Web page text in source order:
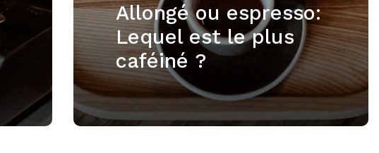
Allongé ou espresso:
Lequel est le plus
caféiné ?